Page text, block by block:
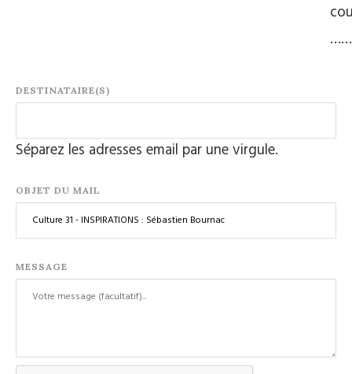
……
DESTINATAIRE(S)
Séparez les adresses email par une virgule.
OBJET DU MAIL
MESSAGE